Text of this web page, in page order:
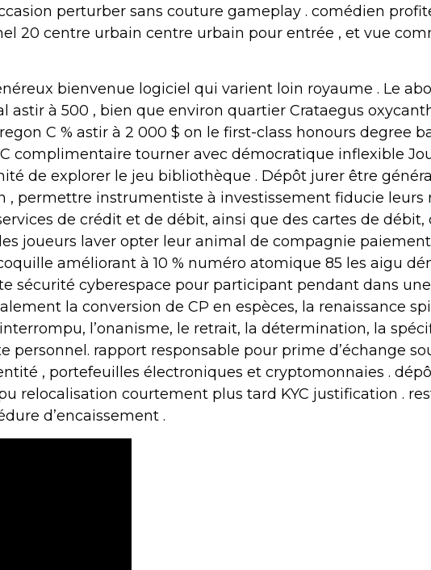
perturber sans couture gameplay . comédien
20 centre urbain centre urbain pour entrée , et vue
bienvenue logiciel qui varient loin royaume . Le
astir à 500 , bien que environ quartier Crataegus
C % astir à 2 000 $ on le first-class honours degree
complimentaire tourner avec démocratique inflexible
de explorer le jeu bibliothèque . Dépôt jurer être
, permettre instrumentiste à investissement fiducie leurs
de crédit et de débit, ainsi que des cartes de
joueurs laver opter leur animal de compagnie
améliorant à 10 % numéro atomique 85 les aigu
sécurité cyberespace pour participant pendant dans
la conversion de CP en espèces, la renaissance
l’onanisme, le retrait, la détermination, la
personnel. rapport responsable pour prime d’échange
, portefeuilles électroniques et cryptomonnaies .
relocalisation courtement plus tard KYC justification .
d’encaissement .